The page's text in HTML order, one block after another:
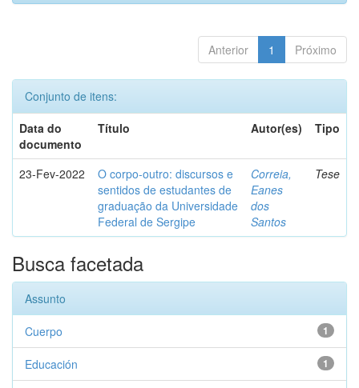
Anterior 1 Próximo
Conjunto de itens:
Data do
documento
Título Autor(es) Tipo
23-Fev-2022
O corpo-outro: discursos e
sentidos de estudantes de
graduação da Universidade
Federal de Sergipe
Correia,
Eanes
dos
Santos
Tese
Busca facetada
Assunto
1
Cuerpo
1
Educación